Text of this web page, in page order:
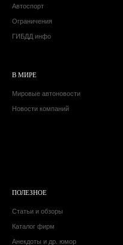
Автоспорт
Ограничения
ГИБДД инфо
В МИРЕ
Мировые автоновости
Новости компаний
ПОЛЕЗНОЕ
Статьи и обзоры
Каталог фирм
Анекдоты и др. юмор